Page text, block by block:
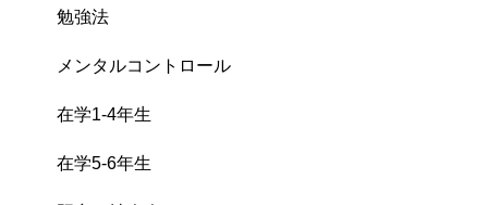
勉強法
メンタルコントロール
在学1-4年生
在学5-6年生